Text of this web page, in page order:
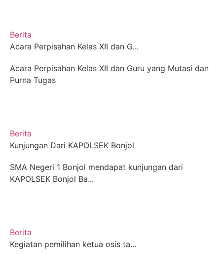
Berita
Acara Perpisahan Kelas XII dan G...
Acara Perpisahan Kelas XII dan Guru yang Mutasi dan
Purna Tugas
Berita
Kunjungan Dari KAPOLSEK Bonjol
SMA Negeri 1 Bonjol mendapat kunjungan dari
KAPOLSEK Bonjol Ba...
Berita
Kegiatan pemilihan ketua osis ta...